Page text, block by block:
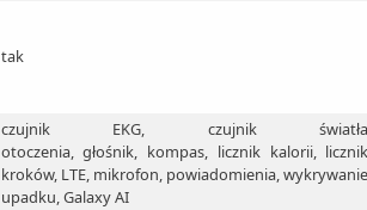
tak
czujnik EKG, czujnik
otoczenia, głośnik, kompas, licznik kalorii,
kroków, LTE, mikrofon, powiadomienia,
upadku, Galaxy AI